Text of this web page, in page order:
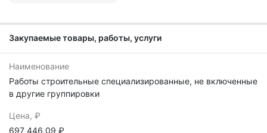
Закупаемые товары, работы, услуги
Наименование
Работы строительные специализированные, не включенные
в другие группировки
Цена, ₽
697 446,09 ₽